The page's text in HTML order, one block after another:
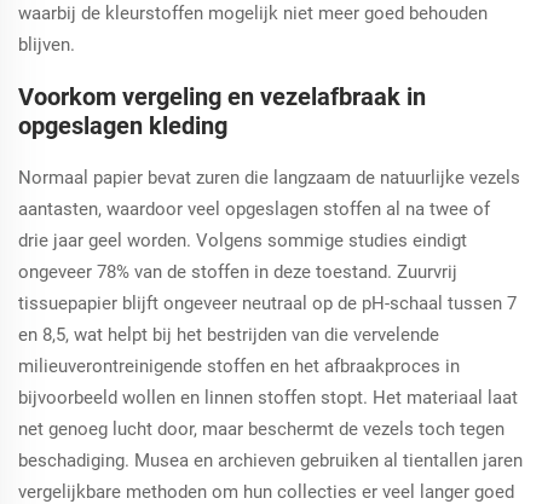
waarbij de kleurstoffen mogelijk niet meer goed behouden
blijven.
Voorkom vergeling en vezelafbraak in
opgeslagen kleding
Normaal papier bevat zuren die langzaam de natuurlijke vezels
aantasten, waardoor veel opgeslagen stoffen al na twee of
drie jaar geel worden. Volgens sommige studies eindigt
ongeveer 78% van de stoffen in deze toestand. Zuurvrij
tissuepapier blijft ongeveer neutraal op de pH-schaal tussen 7
en 8,5, wat helpt bij het bestrijden van die vervelende
milieuverontreinigende stoffen en het afbraakproces in
bijvoorbeeld wollen en linnen stoffen stopt. Het materiaal laat
net genoeg lucht door, maar beschermt de vezels toch tegen
beschadiging. Musea en archieven gebruiken al tientallen jaren
vergelijkbare methoden om hun collecties er veel langer goed